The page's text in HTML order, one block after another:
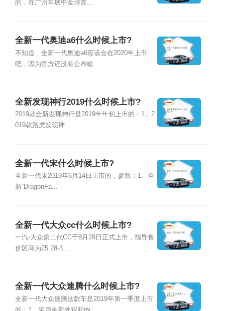
的，在广州车展中全球首...
全新一代奥迪a6什么时候上市?
不知道，全新一代奥迪a6应该会在2020年上市
吧，因为官方还没有公布啥...
全新发现神行2019什么时候上市?
2019款全新发现神行是2019年年初上市的：1、2
019款路虎发现神...
全新一代宋什么时候上市?
全新一代宋2019年6月14日上市的，参数：1、全
新“DragonFa...
全新一代大众cc什么时候上市?
一汽-大众第二代CC于8月28日正式上市，指导售
价区间为25.28-3...
全新一代大众速腾什么时候上市?
全新一代大众速腾这款车是2019年第一季度上市